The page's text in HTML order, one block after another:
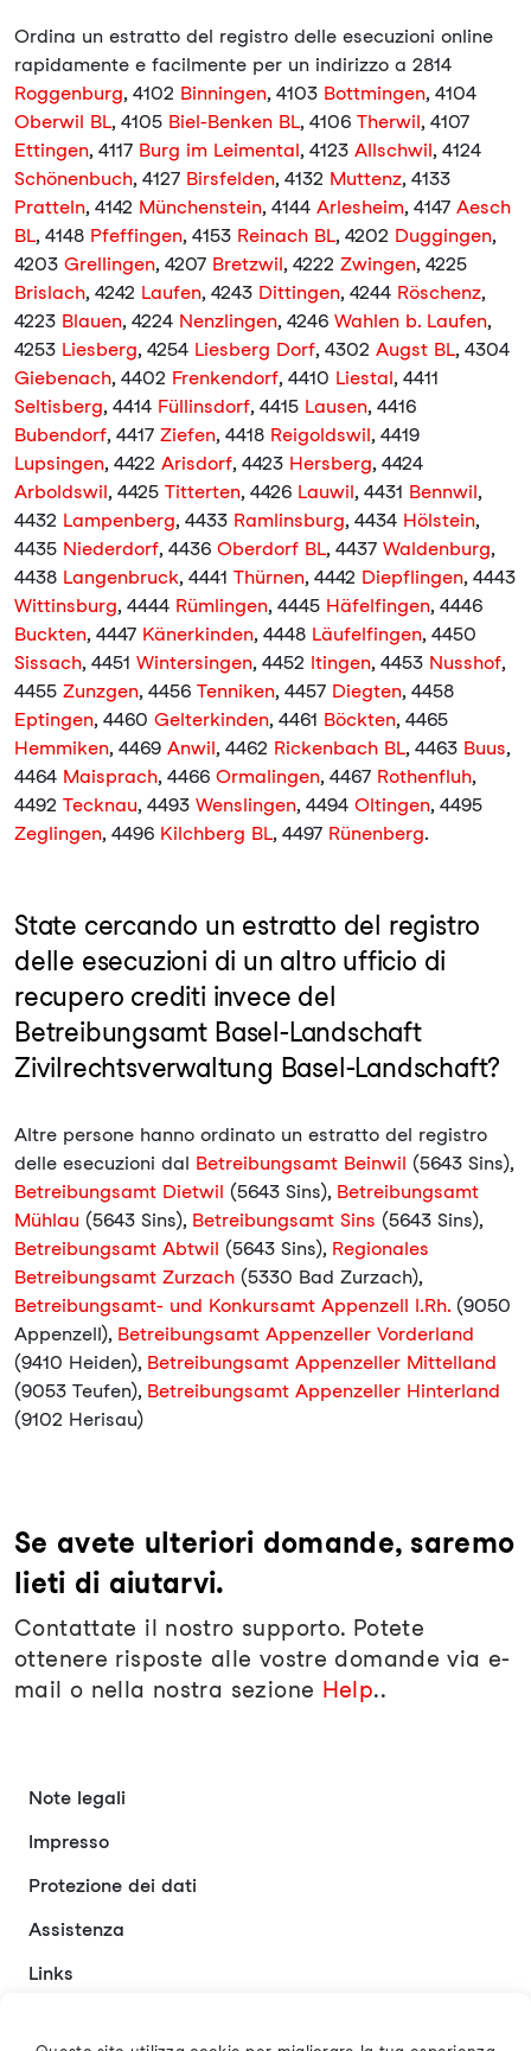
Ordina un estratto del registro delle esecuzioni online
rapidamente e facilmente per un indirizzo a 2814
Roggenburg, 4102 Binningen, 4103 Bottmingen, 4104
Oberwil BL, 4105 Biel-Benken BL, 4106 Therwil, 4107
Ettingen, 4117 Burg im Leimental, 4123 Allschwil, 4124
Schönenbuch, 4127 Birsfelden, 4132 Muttenz, 4133
Pratteln, 4142 Münchenstein, 4144 Arlesheim, 4147 Aesch
BL, 4148 Pfeffingen, 4153 Reinach BL, 4202 Duggingen,
4203 Grellingen, 4207 Bretzwil, 4222 Zwingen, 4225
Brislach, 4242 Laufen, 4243 Dittingen, 4244 Röschenz,
4223 Blauen, 4224 Nenzlingen, 4246 Wahlen b. Laufen,
4253 Liesberg, 4254 Liesberg Dorf, 4302 Augst BL, 4304
Giebenach, 4402 Frenkendorf, 4410 Liestal, 4411
Seltisberg, 4414 Füllinsdorf, 4415 Lausen, 4416
Bubendorf, 4417 Ziefen, 4418 Reigoldswil, 4419
Lupsingen, 4422 Arisdorf, 4423 Hersberg, 4424
Arboldswil, 4425 Titterten, 4426 Lauwil, 4431 Bennwil,
4432 Lampenberg, 4433 Ramlinsburg, 4434 Hölstein,
4435 Niederdorf, 4436 Oberdorf BL, 4437 Waldenburg,
4438 Langenbruck, 4441 Thürnen, 4442 Diepflingen, 4443
Wittinsburg, 4444 Rümlingen, 4445 Häfelfingen, 4446
Buckten, 4447 Känerkinden, 4448 Läufelfingen, 4450
Sissach, 4451 Wintersingen, 4452 Itingen, 4453 Nusshof,
4455 Zunzgen, 4456 Tenniken, 4457 Diegten, 4458
Eptingen, 4460 Gelterkinden, 4461 Böckten, 4465
Hemmiken, 4469 Anwil, 4462 Rickenbach BL, 4463 Buus,
4464 Maisprach, 4466 Ormalingen, 4467 Rothenfluh,
4492 Tecknau, 4493 Wenslingen, 4494 Oltingen, 4495
Zeglingen, 4496 Kilchberg BL, 4497 Rünenberg.
State cercando un estratto del registro
delle esecuzioni di un altro ufficio di
recupero crediti invece del
Betreibungsamt Basel-Landschaft
Zivilrechtsverwaltung Basel-Landschaft?
Altre persone hanno ordinato un estratto del registro
delle esecuzioni dal Betreibungsamt Beinwil (5643 Sins),
Betreibungsamt Dietwil (5643 Sins), Betreibungsamt
Mühlau (5643 Sins), Betreibungsamt Sins (5643 Sins),
Betreibungsamt Abtwil (5643 Sins), Regionales
Betreibungsamt Zurzach (5330 Bad Zurzach),
Betreibungsamt- und Konkursamt Appenzell I.Rh. (9050
Appenzell), Betreibungsamt Appenzeller Vorderland
(9410 Heiden), Betreibungsamt Appenzeller Mittelland
(9053 Teufen), Betreibungsamt Appenzeller Hinterland
(9102 Herisau)
Se avete ulteriori domande, saremo
lieti di aiutarvi.
Contattate il nostro supporto. Potete
ottenere risposte alle vostre domande via e-
mail o nella nostra sezione Help..
Note legali
Impresso
Protezione dei dati
Assistenza
Links